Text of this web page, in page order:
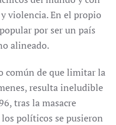
violencia. En el propio
por ser un país
alineado.
común de que limitar la
resulta ineludible
tras la masacre
políticos se pusieron